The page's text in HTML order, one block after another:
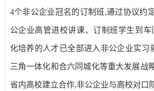
4个非公企业冠名的订制班,通过协议约
公企业高管进校讲课、订制班学生到车
化培养的人才已全部进入非公企业实习
三角一体化和合六同城化等重大发展战
省内高校建立合作,非公企业与高校对口